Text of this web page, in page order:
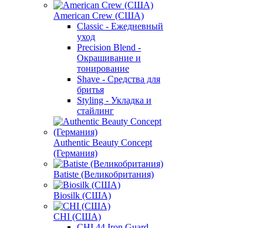
American Crew (США)
Classic - Ежедневный
уход
Precision Blend -
Окрашивание и
тонирование
Shave - Средства для
бритья
Styling - Укладка и
стайлинг
Authentic Beauty Concept
(Германия)
Batiste (Великобритания)
Biosilk (США)
CHI (США)